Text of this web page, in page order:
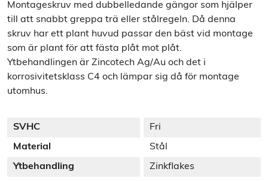
Montageskruv med dubbelledande gängor som hjälper
till att snabbt greppa trä eller stålregeln. Då denna
skruv har ett plant huvud passar den bäst vid montage
som är plant för att fästa plåt mot plåt.
Ytbehandlingen är Zincotech Ag/Au och det i
korrosivitetsklass C4 och lämpar sig då för montage
utomhus.
SVHC Fri
Material Stål
Ytbehandling Zinkflakes